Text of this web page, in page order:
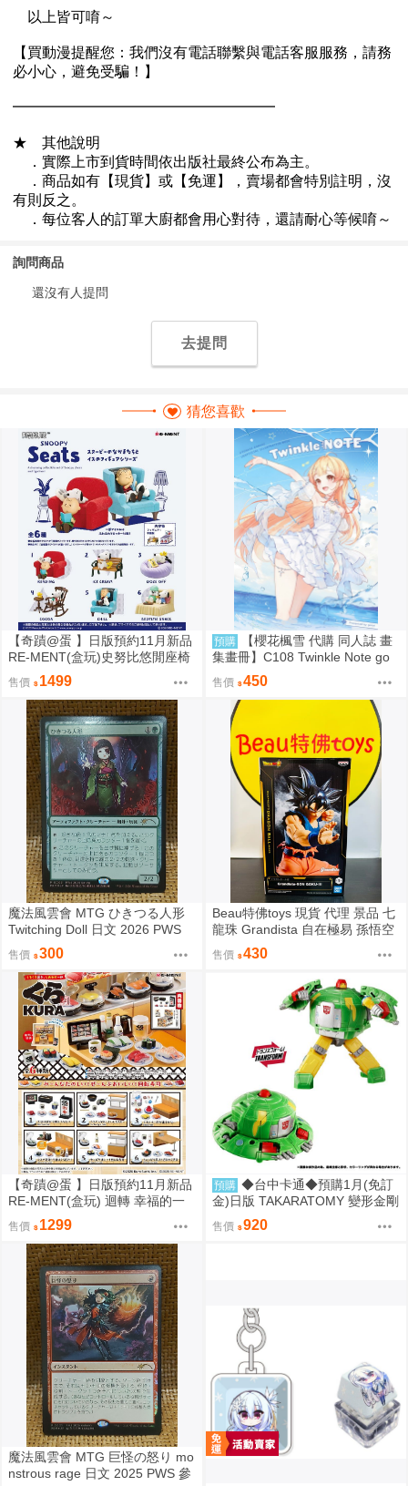
詢問商品
還沒有人提問
去提問
猜您喜歡
【奇蹟@蛋 】日版預約11月新品
RE-MENT(盒玩)史努比悠閒座椅
場景 中盒販售
售價 1499
預購
【櫻花楓雪 代購 同人誌 畫
集畫冊】C108 Twinkle Note go
mzi 音乃瀬奏 hololive
售價 450
魔法風雲會 MTG ひきつる人形
Twitching Doll 日文 2026 PWS
參加賞 Promo
售價 300
Beau特佛toys 現貨 代理 景品 七
龍珠 Grandista 自在極易 孫悟空
售價 430
【奇蹟@蛋 】日版預約11月新品
RE-MENT(盒玩) 迴轉 幸福的一
盤 藏壽司(全6種) 中盒販售
售價 1299
預購 ◆台中卡通◆預購1月(免訂
金)日版 TAKARATOMY 變形金剛
NL-06 地球火種 宇宙飛碟 Cosm
os
售價 920
魔法風雲會 MTG 巨怪の怒り mo
nstrous rage 日文 2025 PWS 參